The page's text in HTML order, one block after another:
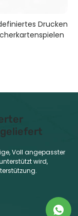
Drucken
Voll angepasster
wird,